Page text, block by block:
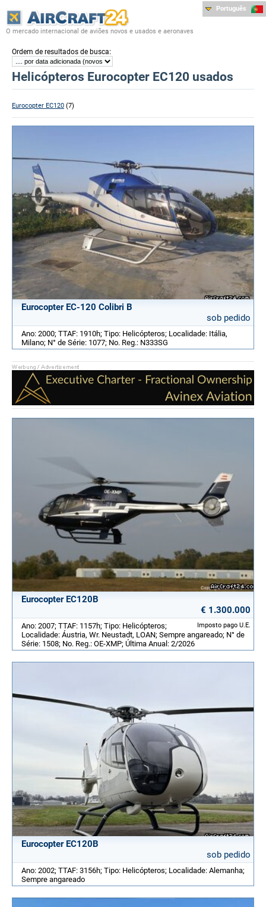
O mercado internacional de aviões novos e usados e aeronaves
Português
Ordem de resultados de busca:
Helicópteros Eurocopter EC120 usados
Eurocopter EC120 (7)
Eurocopter EC-120 Colibri B
sob pedido
Ano: 2000; TTAF: 1910h; Tipo: Helicópteros; Localidade: Itália,
Milano; N° de Série: 1077; No. Reg.: N333SG
Eurocopter EC120B
€ 1.300.000
Imposto pago U.E.
Ano: 2007; TTAF: 1157h; Tipo: Helicópteros;
Localidade: Áustria, Wr. Neustadt, LOAN; Sempre angareado; N° de
Série: 1508; No. Reg.: OE-XMP; Última Anual: 2/2026
Eurocopter EC120B
sob pedido
Ano: 2002; TTAF: 3156h; Tipo: Helicópteros; Localidade: Alemanha;
Sempre angareado